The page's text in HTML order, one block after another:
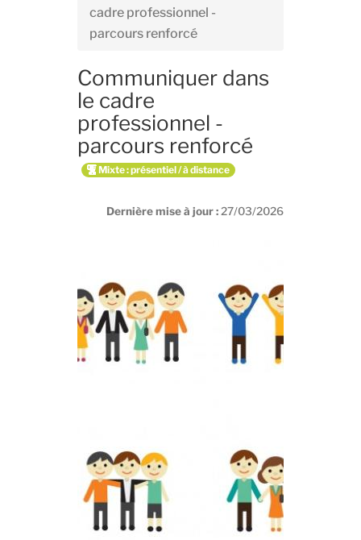
cadre professionnel -
parcours renforcé
Communiquer dans
le cadre
professionnel -
parcours renforcé
Mixte : présentiel / à distance
Dernière mise à jour : 27/03/2026